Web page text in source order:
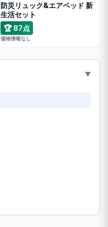
防災リュック&エアベッド 新
生活セット
🏆 87点
価格情報なし